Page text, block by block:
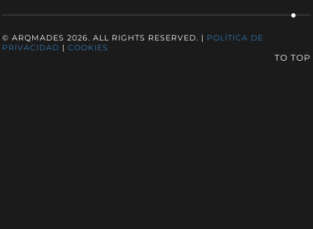
© ARQMADES 2026. ALL RIGHTS RESERVED. | POLÍTICA DE
PRIVACIDAD | COOKIES
TO TOP